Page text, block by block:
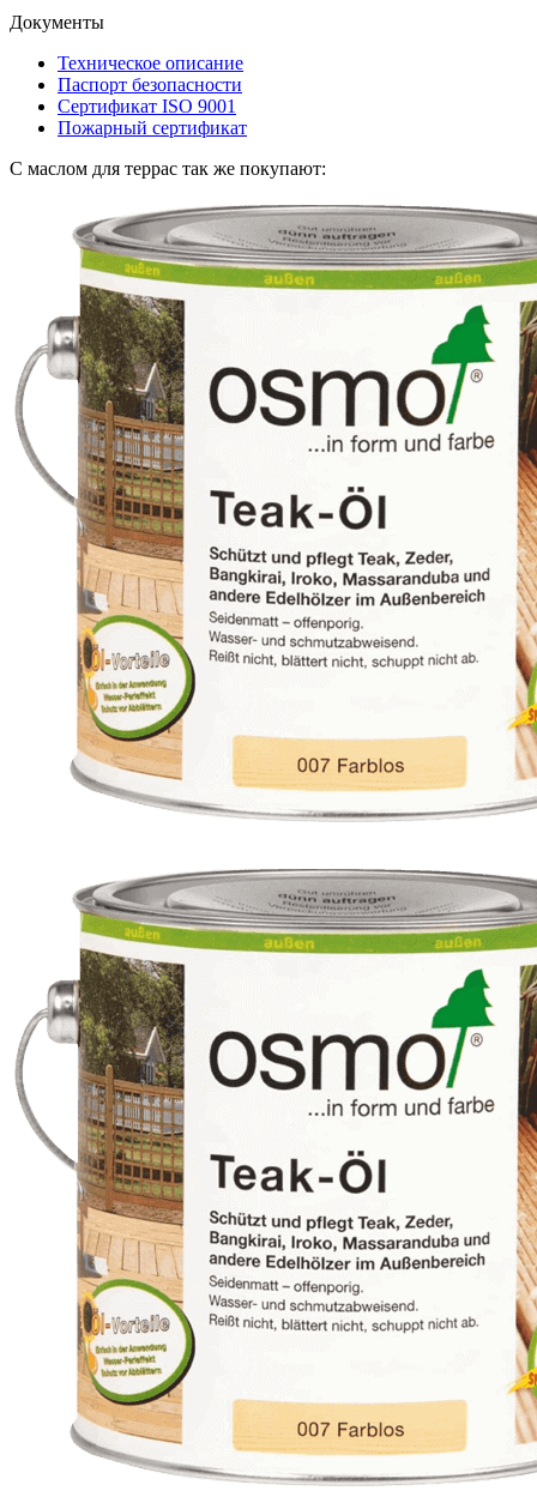
Документы
Техническое описание
Паспорт безопасности
Сертификат ISO 9001
Пожарный сертификат
С маслом для террас так же покупают: